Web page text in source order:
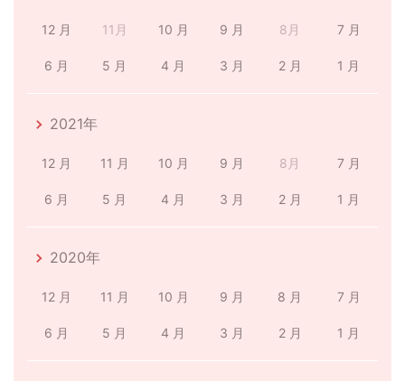
12 月 11月 10 月 9 月 8月 7 月
6 月 5 月 4 月 3 月 2 月 1 月
2021年
12 月 11 月 10 月 9 月 8月 7 月
6 月 5 月 4 月 3 月 2 月 1 月
2020年
12 月 11 月 10 月 9 月 8 月 7 月
6 月 5 月 4 月 3 月 2 月 1 月